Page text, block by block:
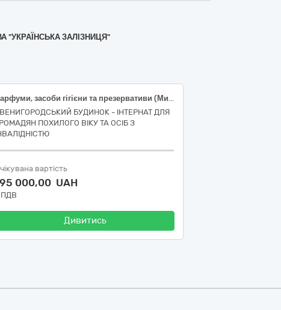
"УКРАЇНСЬКА ЗАЛІЗНИЦЯ"
Парфуми, засоби гігієни та презервативи (Мило туалетне; Мило рідке; Шампунь;; Зубна паста; Піна для гоління; Бальзам після гоління)
БУДИНОК - ІНТЕРНАТ ДЛЯ
ПОХИЛОГО ВІКУ ТА ОСІБ З
вартість
000,00 UAH
ПДВ
Дивитись